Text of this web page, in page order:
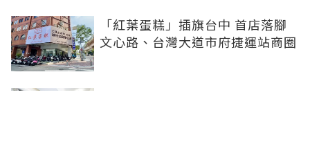
「紅葉蛋糕」插旗台中 首店落腳
文心路、台灣大道市府捷運站商圈